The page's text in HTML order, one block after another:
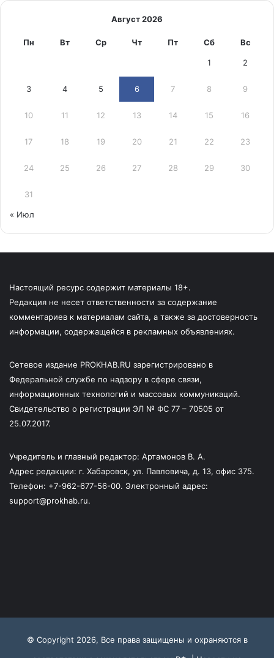
Август 2026
Пн Вт Ср Чт Пт Сб Вс
1 2
3 4 5 6 7 8 9
10 11 12 13 14 15 16
17 18 19 20 21 22 23
24 25 26 27 28 29 30
31
« Июл
Настоящий ресурс содержит материалы 18+.
Редакция не несет ответственности за содержание
комментариев к материалам сайта, а также за достоверность
информации, содержащейся в рекламных объявлениях.
Сетевое издание PROKHAB.RU зарегистрировано в
Федеральной службе по надзору в сфере связи,
информационных технологий и массовых коммуникаций.
Свидетельство о регистрации ЭЛ № ФС 77 – 70505 от
25.07.2017.
Учредитель и главный редактор: Артамонов В. А.
Адрес редакции: г. Хабаровск, ул. Павловича, д. 13, офис 375.
Телефон: +7-962-677-56-00. Электронный адрес:
support@prokhab.ru.
© Copyright 2026, Все права защищены и охраняются в